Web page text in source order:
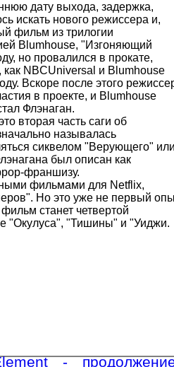
дату выхода, задержка,
искать нового режиссера и,
фильм из трилогии
Blumhouse, "Изгоняющий
но провалился в прокате,
NBCUniversal и Blumhouse
Вскоре после этого
в проекте, и Blumhouse
Флэнаган.
вторая часть саги об
называлась
сиквелом "Верующего" или
был описан как
франшизу.
фильмами для Netflix,
Но это уже не первый
станет четвертой
"Окулуса", "Тишины" и "Уиджи.
-